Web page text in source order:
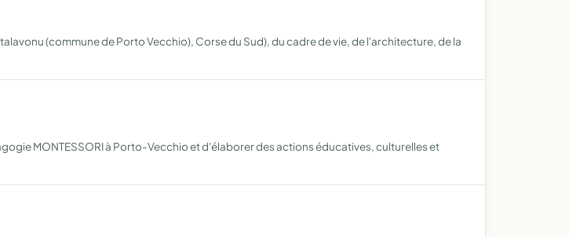
(commune de Porto Vecchio), Corse du Sud), du cadre de vie, de l'architecture, de la
MONTESSORI à Porto-Vecchio et d'élaborer des actions éducatives, culturelles et